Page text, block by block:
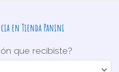
en Tienda Panini
que recibiste?